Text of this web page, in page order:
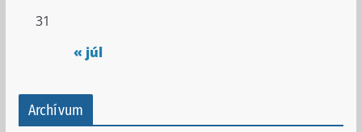
« júl
31
Archívum